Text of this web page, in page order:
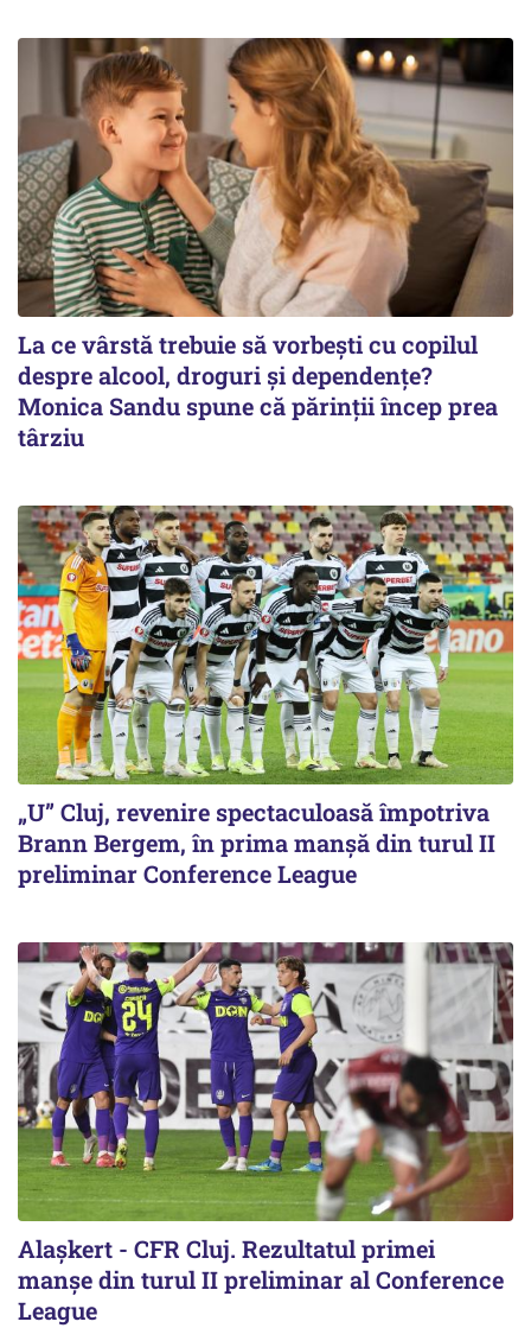
La ce vârstă trebuie să vorbești cu copilul
despre alcool, droguri și dependențe?
Monica Sandu spune că părinții încep prea
târziu
„U” Cluj, revenire spectaculoasă împotriva
Brann Bergem, în prima manșă din turul II
preliminar Conference League
Alaşkert - CFR Cluj. Rezultatul primei
manșe din turul II preliminar al Conference
League